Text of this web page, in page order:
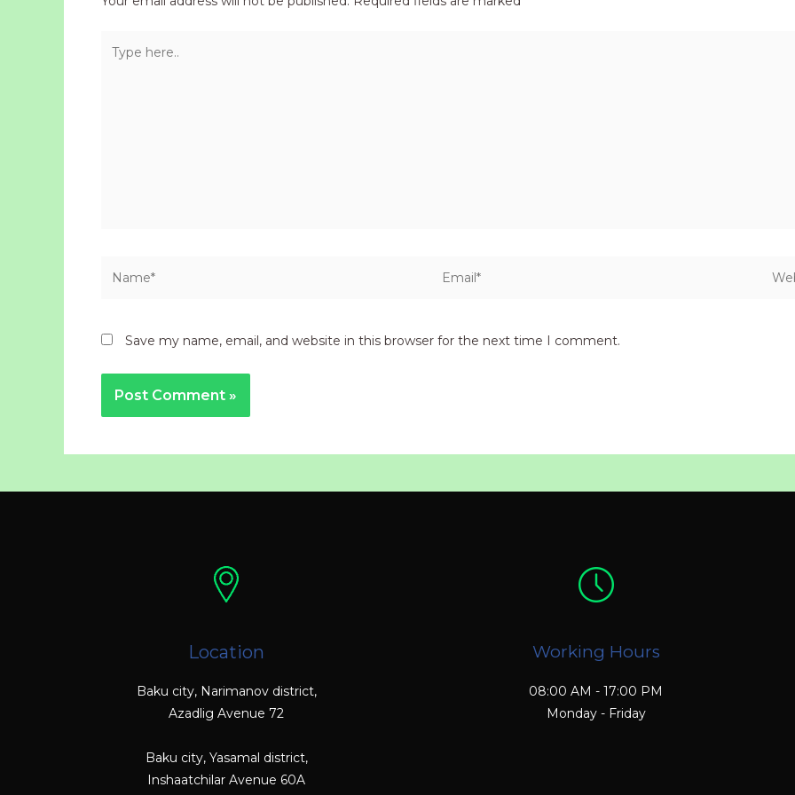
here..
Save my name, email, and website in this browser for the next time I comment.
Location
Baku city, Narimanov district,
Azadlig Avenue 72
Baku city, Yasamal district,
Inshaatchilar Avenue 60A
Working Hours
08:00 AM - 17:00 PM
Monday - Friday